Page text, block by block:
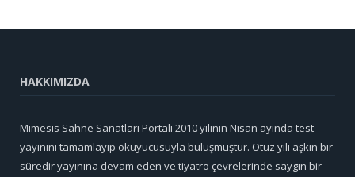
HAKKIMIZDA
Mimesis Sahne Sanatları Portali 2010 yılının Nisan ayında test
yayınını tamamlayıp okuyucusuyla buluşmuştur. Otuz yılı aşkın bir
süredir yayınına devam eden ve tiyatro çevrelerinde saygın bir